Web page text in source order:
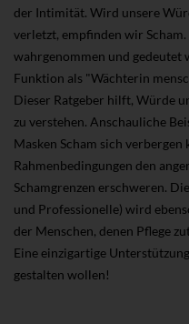
der Intimität. Wird unsere
verletzt, empfinden wir
wahrgenommen und gedeutet
Funktion als "Wächterin
Dieser Ratgeber hilft, Würde
zu verstehen. Anschauliche
Masken Scham sich verbergen
Rahmenbedingungen den
Schamgrenzen erschweren.
und Professionelle) wird
der Menschen, denen Pflege
Eine einzigartige
gestalten wollen!